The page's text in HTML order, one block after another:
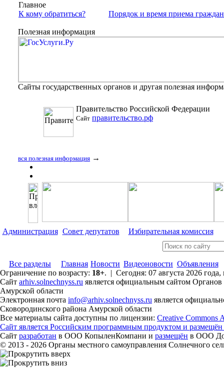
Главное
К кому обратиться?
Порядок и время приема
Полезная информация
Сайты государственных органов и другая полезная
Правительство Российской Федерации
Сайт правительство.рф
вся полезная информация →
Администрация Совет депутатов Избирательная комиссия
Все разделы Главная Новости Видеоновости Объявления
Ограничение по возрасту: 18+. | Сегодня: 07 августа 2026
Сайт arhiv.solnechnyss.ru является официальным сайтом Органов
Амурской области
Электронная почта info@arhiv.solnechnyss.ru является
Сковородинского района Амурской области
Все материалы сайта доступны по лицензии: Creative Commons
Сайт является Российским программным продуктом и
Сайт разработан в ООО КопыленКомпани и размещён в ООО
© 2013 - 2026 Органы местного самоуправления Солнечного